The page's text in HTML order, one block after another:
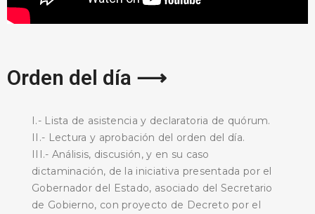
Orden del día ⟶
I.- Lista de asistencia y declaratoria de quórum.
II.- Lectura y aprobación del orden del día.
III.- Análisis, discusión, y en su caso
dictaminación, de la iniciativa presentada por el
Gobernador del Estado, asociado del Secretario
de Gobierno, con proyecto de Decreto por el